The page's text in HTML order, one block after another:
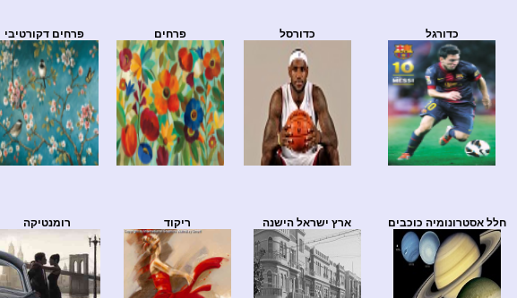
כדורגל כדורסל פרחים פרחים דקורטיבי
חלל אסטרונומיה כוכבים ארץ ישראל הישנה ריקוד רומנטיקה